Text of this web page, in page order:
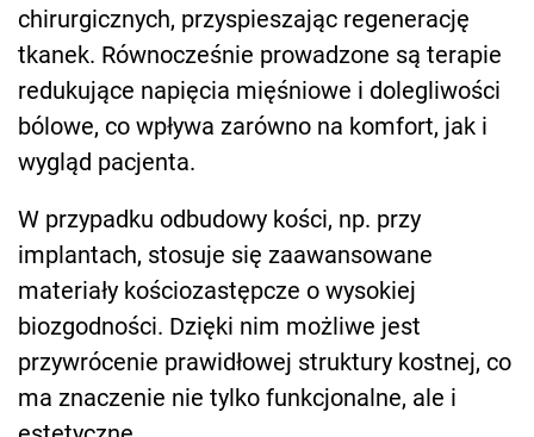
chirurgicznych, przyspieszając regenerację
tkanek. Równocześnie prowadzone są terapie
redukujące napięcia mięśniowe i dolegliwości
bólowe, co wpływa zarówno na komfort, jak i
wygląd pacjenta.
W przypadku odbudowy kości, np. przy
implantach, stosuje się zaawansowane
materiały kościozastępcze o wysokiej
biozgodności. Dzięki nim możliwe jest
przywrócenie prawidłowej struktury kostnej, co
ma znaczenie nie tylko funkcjonalne, ale i